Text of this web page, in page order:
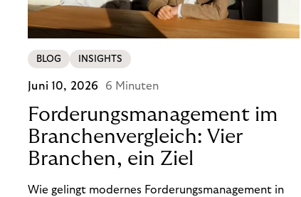
BLOG INSIGHTS
Juni 10, 2026 6 Minuten
Forderungsmanagement im
Branchenvergleich: Vier
Branchen, ein Ziel
Wie gelingt modernes Forderungsmanagement in